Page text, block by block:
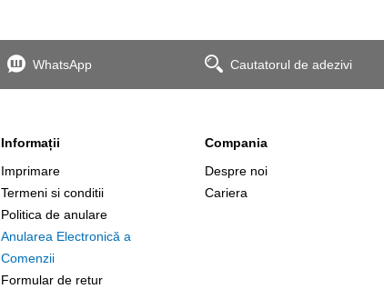
WhatsApp Cautatorul de adezivi
Informații
Imprimare
Termeni si conditii
Politica de anulare
Anularea Electronică a
Comenzii
Formular de retur
Compania
Despre noi
Cariera